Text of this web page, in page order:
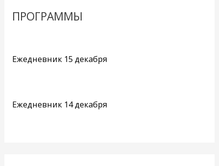
ПРОГРАММЫ
Ежедневник 15 декабря
Ежедневник 14 декабря